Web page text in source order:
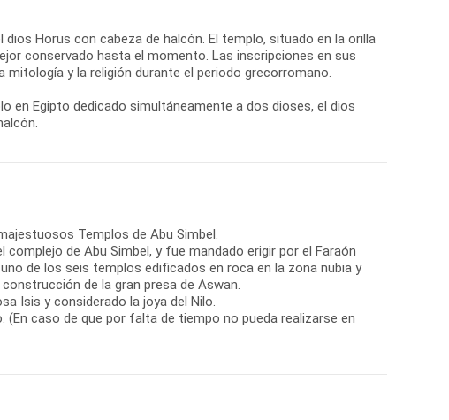
Horus con cabeza de halcón. El templo, situado en la orilla
conservado hasta el momento. Las inscripciones en sus
y la religión durante el periodo grecorromano.
en Egipto dedicado simultáneamente a dos dioses, el dios
Templos de Abu Simbel.
de Abu Simbel, y fue mandado erigir por el Faraón
de los seis templos edificados en roca en la zona nubia y
de la gran presa de Aswan.
Isis y considerado la joya del Nilo.
caso de que por falta de tiempo no pueda realizarse en